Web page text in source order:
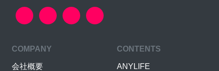
COMPANY
会社概要
CONTENTS
ANYLIFE